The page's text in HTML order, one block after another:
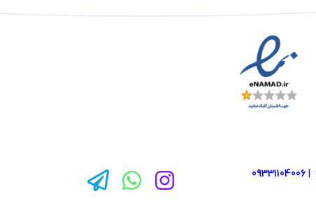
|
09331104006